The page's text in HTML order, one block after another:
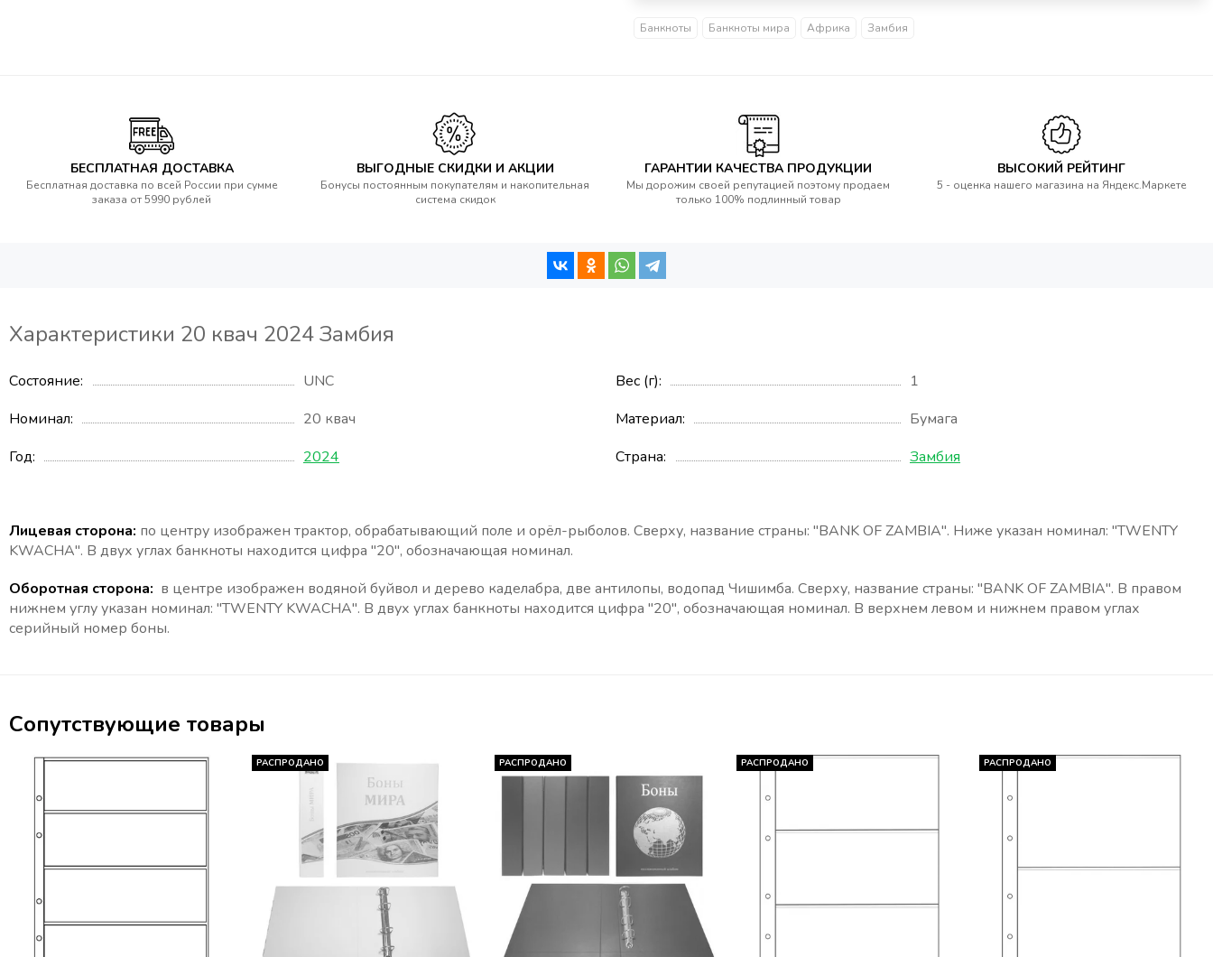
Банкноты Банкноты мира Африка Замбия
БЕСПЛАТНАЯ ДОСТАВКА
Бесплатная доставка по всей России при сумме
заказа от 5990 рублей
ВЫГОДНЫЕ СКИДКИ И АКЦИИ
Бонусы постоянным покупателям и накопительная
система скидок
ГАРАНТИИ КАЧЕСТВА ПРОДУКЦИИ
Мы дорожим своей репутацией поэтому продаем
только 100% подлинный товар
ВЫСОКИЙ РЕЙТИНГ
5 - оценка нашего магазина на Яндекс.Маркете
Характеристики 20 квач 2024 Замбия
Состояние
UNC
Номинал
20 квач
Год
2024
Вес (г)
1
Материал
Бумага
Страна
Замбия
Лицевая сторона: по центру изображен трактор, обрабатывающий поле и орёл-рыболов. Сверху, название страны: "BANK OF ZAMBIA". Ниже указан номинал: "TWENTY
KWACHA". В двух углах банкноты находится цифра "20", обозначающая номинал.
Оборотная сторона: в центре изображен водяной буйвол и дерево каделабра, две антилопы, водопад Чишимба. Сверху, название страны: "BANK OF ZAMBIA". В правом
нижнем углу указан номинал: "TWENTY KWACHA". В двух углах банкноты находится цифра "20", обозначающая номинал. В верхнем левом и нижнем правом углах
серийный номер боны.
Сопутствующие товары
РАСПРОДАНО РАСПРОДАНО РАСПРОДАНО РАСПРОДАНО